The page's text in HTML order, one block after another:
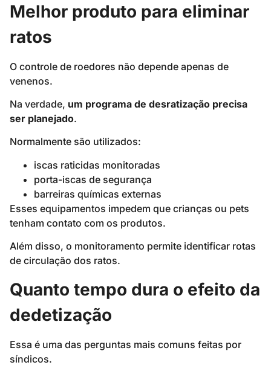
Melhor produto para eliminar
ratos
O controle de roedores não depende apenas de
venenos.
Na verdade, um programa de desratização precisa
ser planejado.
Normalmente são utilizados:
iscas raticidas monitoradas
porta-iscas de segurança
barreiras químicas externas
Esses equipamentos impedem que crianças ou pets
tenham contato com os produtos.
Além disso, o monitoramento permite identificar rotas
de circulação dos ratos.
Quanto tempo dura o efeito da
dedetização
Essa é uma das perguntas mais comuns feitas por
síndicos.